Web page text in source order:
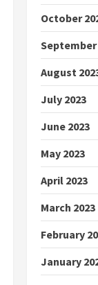
October
September
August
July 2023
June 2023
May 2023
April 2023
March 2023
February
January